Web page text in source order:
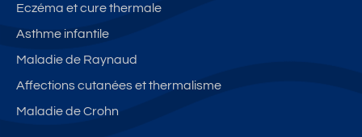
Eczéma et cure thermale
Asthme infantile
Maladie de Raynaud
Affections cutanées et thermalisme
Maladie de Crohn